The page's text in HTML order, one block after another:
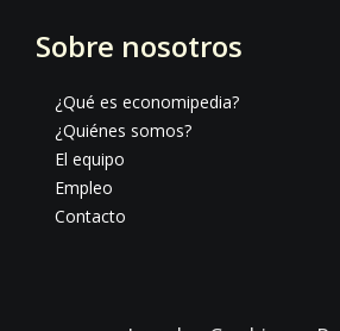
Sobre nosotros
¿Qué es economipedia?
¿Quiénes somos?
El equipo
Empleo
Contacto